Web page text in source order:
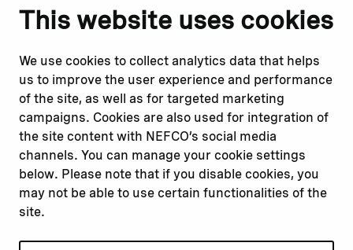
This website uses cookies
We use cookies to collect analytics data that helps
us to improve the user experience and performance
of the site, as well as for targeted marketing
campaigns. Cookies are also used for integration of
the site content with NEFCO’s social media
channels. You can manage your cookie settings
below. Please note that if you disable cookies, you
may not be able to use certain functionalities of the
site.
Notify us
Report a concern
Submit a complaint
Instagram
Youtube
Read about
Our financing
Our projects
Our impact
Our workplace
Related websites
Nopef
BGFA
MCFA